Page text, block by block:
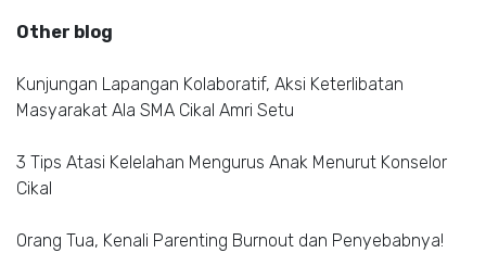
Other blog
Kunjungan Lapangan Kolaboratif, Aksi Keterlibatan
Masyarakat Ala SMA Cikal Amri Setu
3 Tips Atasi Kelelahan Mengurus Anak Menurut Konselor
Cikal
Orang Tua, Kenali Parenting Burnout dan Penyebabnya!